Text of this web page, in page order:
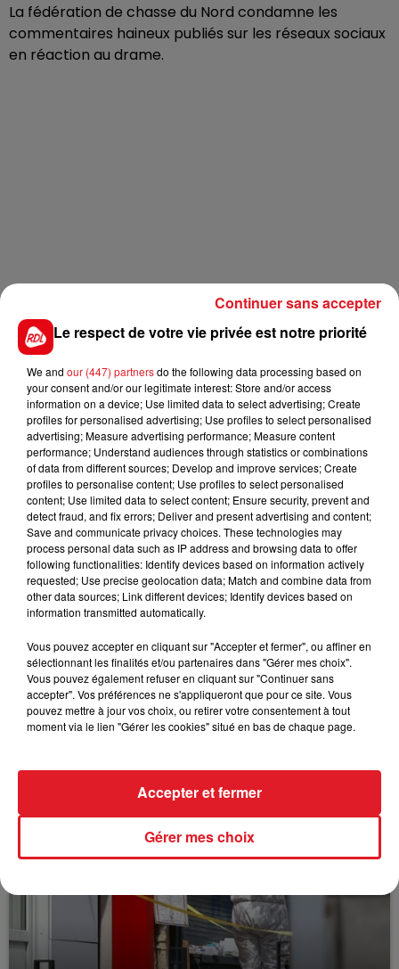
La fédération de chasse du Nord condamne les
commentaires haineux publiés sur les réseaux sociaux
en réaction au drame.
FIL D'ACTUS
Le respect de votre vie privée est notre priorité
We and our (447) partnersdo the following data processing based on
your consent and/or our legitimate interest: Store and/or access
information on a device; Use limited data to select advertising; Create
profiles for personalised advertising; Use profiles to select personalised
advertising; Measure advertising performance; Measure content
performance; Understand audiences through statistics or combinations
of data from different sources; Develop and improve services; Create
profiles to personalise content; Use profiles to select personalised
content; Use limited data to select content; Ensure security, prevent and
detect fraud, and fix errors; Deliver and present advertising and content;
Save and communicate privacy choices. These technologies may
process personal data such as IP address and browsing data to offer
following functionalities: Identify devices based on information actively
requested; Use precise geolocation data; Match and combine data from
other data sources; Link different devices; Identify devices based on
information transmitted automatically.
Vous pouvez accepter en cliquant sur "Accepter et fermer", ou affiner en
sélectionnant les finalités et/ou partenaires dans "Gérer mes choix".
Vous pouvez également refuser en cliquant sur "Continuer sans
accepter". Vos préférences ne s'appliqueront que pour ce site. Vous
pouvez mettre à jour vos choix, ou retirer votre consentement à tout
moment via le lien "Gérer les cookies" situé en bas de chaque page.
Gérer mes choix
Accepter et fermer
Continuer sans accepter